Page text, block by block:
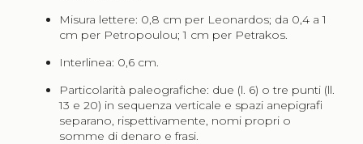
Misura lettere: 0,8 cm per Leonardos; da 0,4 a 1
cm per Petropoulou; 1 cm per Petrakos.
Interlinea: 0,6 cm.
Particolarità paleografiche: due (l. 6) o tre punti (ll.
13 e 20) in sequenza verticale e spazi anepigrafi
separano, rispettivamente, nomi propri o
somme di denaro e frasi.